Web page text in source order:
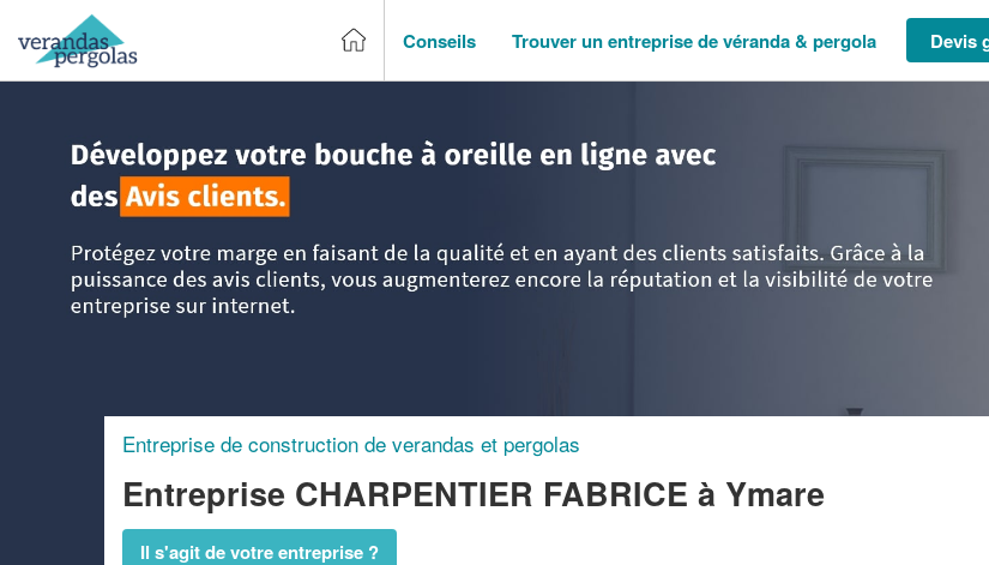
Conseils Trouver un entreprise de véranda & pergola Devis
Entreprise de construction de verandas et pergolas
Entreprise CHARPENTIER FABRICE à Ymare
Il s'agit de votre entreprise ?